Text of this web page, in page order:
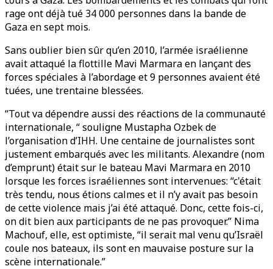
rage ont déjà tué 34 000 personnes dans la bande de
Gaza en sept mois.
Sans oublier bien sûr qu’en 2010, l’armée israélienne
avait attaqué la flottille Mavi Marmara en lançant des
forces spéciales à l’abordage et 9 personnes avaient été
tuées, une trentaine blessées.
“Tout va dépendre aussi des réactions de la communauté
internationale, “ souligne Mustapha Ozbek de
l’organisation d’IHH. Une centaine de journalistes sont
justement embarqués avec les militants. Alexandre (nom
d’emprunt) était sur le bateau Mavi Marmara en 2010
lorsque les forces israéliennes sont intervenues: “c'était
très tendu, nous étions calmes et il n’y avait pas besoin
de cette violence mais j’ai été attaqué. Donc, cette fois-ci,
on dit bien aux participants de ne pas provoquer.” Nima
Machouf, elle, est optimiste, “il serait mal venu qu’Israël
coule nos bateaux, ils sont en mauvaise posture sur la
scène internationale.”